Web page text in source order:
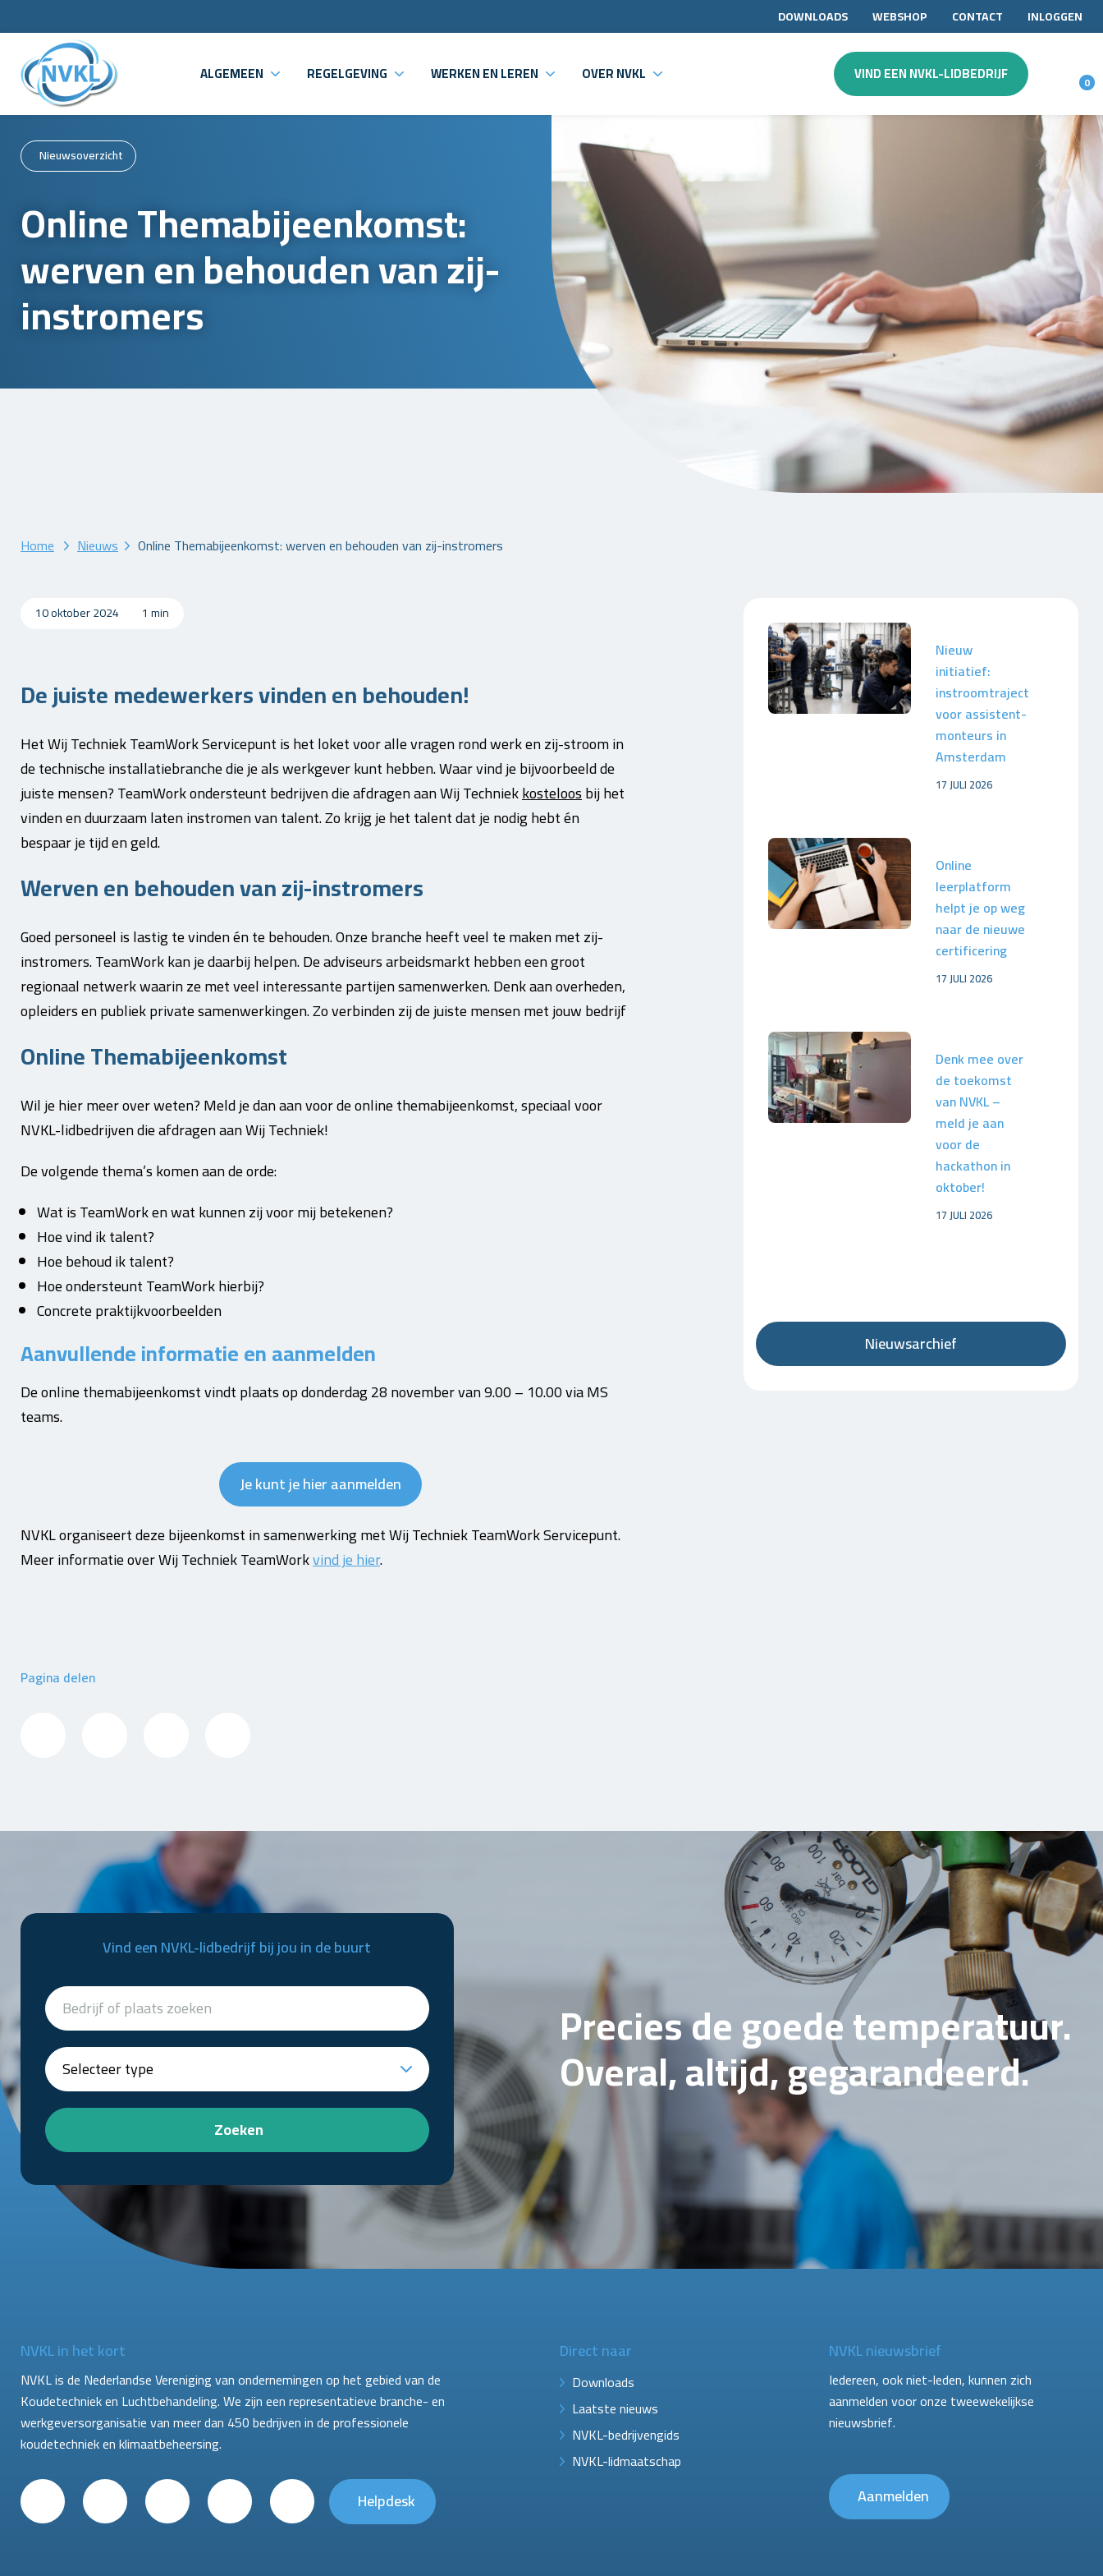
DOWNLOADS WEBSHOP CONTACT INLOGGEN
ALGEMEEN REGELGEVING WERKEN EN LEREN OVER NVKL VIND EEN NVKL-LIDBEDRIJF 0
Nieuwsoverzicht
Online Themabijeenkomst:
werven en behouden van zij-
instromers
Home Nieuws Online Themabijeenkomst: werven en behouden van zij-instromers
10 oktober 2024 1 min
De juiste medewerkers vinden en behouden!
Het Wij Techniek TeamWork Servicepunt is het loket voor alle vragen rond werk en zij-stroom in
de technische installatiebranche die je als werkgever kunt hebben. Waar vind je bijvoorbeeld de
juiste mensen? TeamWork ondersteunt bedrijven die afdragen aan Wij Techniekkosteloosbij het
vinden en duurzaam laten instromen van talent. Zo krijg je het talent dat je nodig hebt én
bespaar je tijd en geld.
Werven en behouden van zij-instromers
Goed personeel is lastig te vinden én te behouden. Onze branche heeft veel te maken met zij-
instromers. TeamWork kan je daarbij helpen. De adviseurs arbeidsmarkt hebben een groot
regionaal netwerk waarin ze met veel interessante partijen samenwerken. Denk aan overheden,
opleiders en publiek private samenwerkingen. Zo verbinden zij de juiste mensen met jouw bedrijf
Online Themabijeenkomst
Wil je hier meer over weten? Meld je dan aan voor de online themabijeenkomst, speciaal voor
NVKL-lidbedrijven die afdragen aan Wij Techniek!
De volgende thema’s komen aan de orde:
Wat is TeamWork en wat kunnen zij voor mij betekenen?
Hoe vind ik talent?
Hoe behoud ik talent?
Hoe ondersteunt TeamWork hierbij?
Concrete praktijkvoorbeelden
Aanvullende informatie en aanmelden
De online themabijeenkomst vindt plaats op donderdag 28 november van 9.00 – 10.00 via MS
teams.
Je kunt je hier aanmelden
NVKL organiseert deze bijeenkomst in samenwerking met Wij Techniek TeamWork Servicepunt.
Meer informatie over Wij Techniek TeamWorkvind je hier.
Pagina delen
Nieuw
initiatief:
instroomtraject
voor assistent-
monteurs in
Amsterdam
17 JULI 2026
Online
leerplatform
helpt je op weg
naar de nieuwe
certificering
17 JULI 2026
Denk mee over
de toekomst
van NVKL –
meld je aan
voor de
hackathon in
oktober!
17 JULI 2026
Nieuwsarchief
Vind een NVKL-lidbedrijf bij jou in de buurt
Zoeken
Precies de goede temperatuur.
Overal, altijd, gegarandeerd.
NVKL in het kort
NVKL is de Nederlandse Vereniging van ondernemingen op het gebied van de
Koudetechniek en Luchtbehandeling. We zijn een representatieve branche- en
werkgeversorganisatie van meer dan 450 bedrijven in de professionele
koudetechniek en klimaatbeheersing.
Helpdesk
Direct naar
Downloads
Laatste nieuws
NVKL-bedrijvengids
NVKL-lidmaatschap
NVKL nieuwsbrief
Iedereen, ook niet-leden, kunnen zich
aanmelden voor onze tweewekelijkse
nieuwsbrief.
Aanmelden